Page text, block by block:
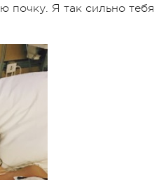
почку. Я так сильно тебя